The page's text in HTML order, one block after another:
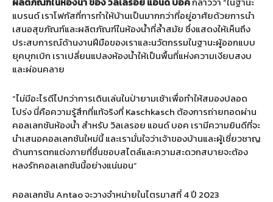
แบรนด์ เราโฟกัสที่การทำให้บ้านเป็นมากกว่าที่อยู่อาศัยด้วยการนำ
เสนอสุขภัณฑ์และผลิตภัณฑ์ในห้องน้ำที่ล้ำสมัย ซึ่งแสดงให้เห็นถึง
ประสบการณ์ด้านงานฝีมือของเราและนวัตกรรมในฐานะผู้ออกแบบ
ยุคบุกเบิก เราเปลี่ยนแปลงห้องน้ำให้เป็นพื้นที่แห่งความเงียบสงบ
และผ่อนคลาย
“ไม่มีอะไรดีไปกว่าการเดินเล่นในป่ายามเช้าเพื่อทำให้สมองปลอด
โปร่ง นี่คือความรู้สึกที่แท้จริงที่ Kaschkasch ต้องการถ่ายทอดผ่าน
คอลเลกชันห้องน้ำ สำหรับ วิลเลรอย แอนด์ บอค เรามีความยินดีที่จะ
นำเสนอคอลเลกชันใหม่นี้ และเรามั่นใจว่าเจ้าของบ้านและผู้เชี่ยวชาญ
ด้านการตกแต่งภายที่ชื่นชอบสไตล์และความสะดวกสบายจะต้อง
หลงรักคอลเลกชันนี้อย่างแน่นอน”
คอลเลกชัน Antao จะวางจำหน่ายในไตรมาสที่ 4 ปี 2023